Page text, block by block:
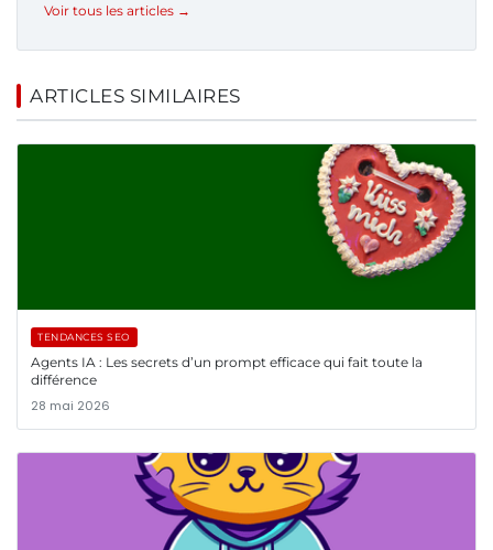
Voir tous les articles →
ARTICLES SIMILAIRES
TENDANCES SEO
Agents IA : Les secrets d’un prompt efficace qui fait toute la
différence
28 mai 2026